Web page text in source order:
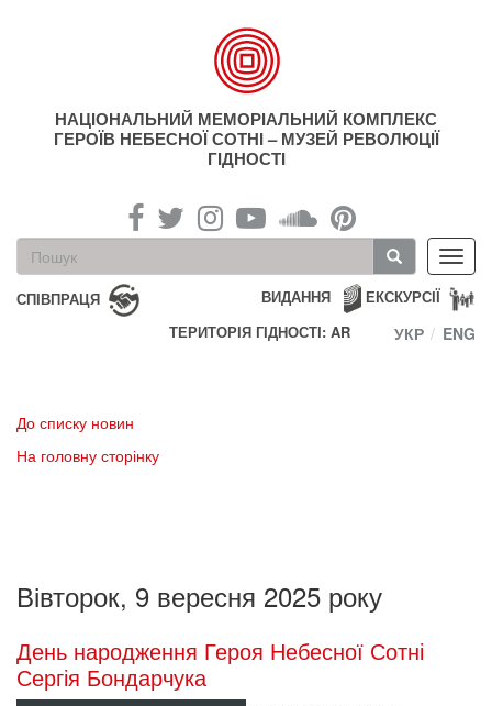
НАЦІОНАЛЬНИЙ МЕМОРІАЛЬНИЙ КОМПЛЕКС
ГЕРОЇВ НЕБЕСНОЇ СОТНІ – МУЗЕЙ РЕВОЛЮЦІЇ
ГІДНОСТІ
Пошукова
форма
Пошук
СПІВПРАЦЯ ЕКСКУРСІЇ
ВИДАННЯ
ТЕРИТОРІЯ ГІДНОСТІ: AR
УКР ENG
До списку новин
На головну сторінку
Вівторок, 9 вересня 2025 року
День народження Героя Небесної Сотні
Сергія Бондарчука